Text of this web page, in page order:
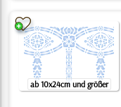
ab 10x24cm und größer